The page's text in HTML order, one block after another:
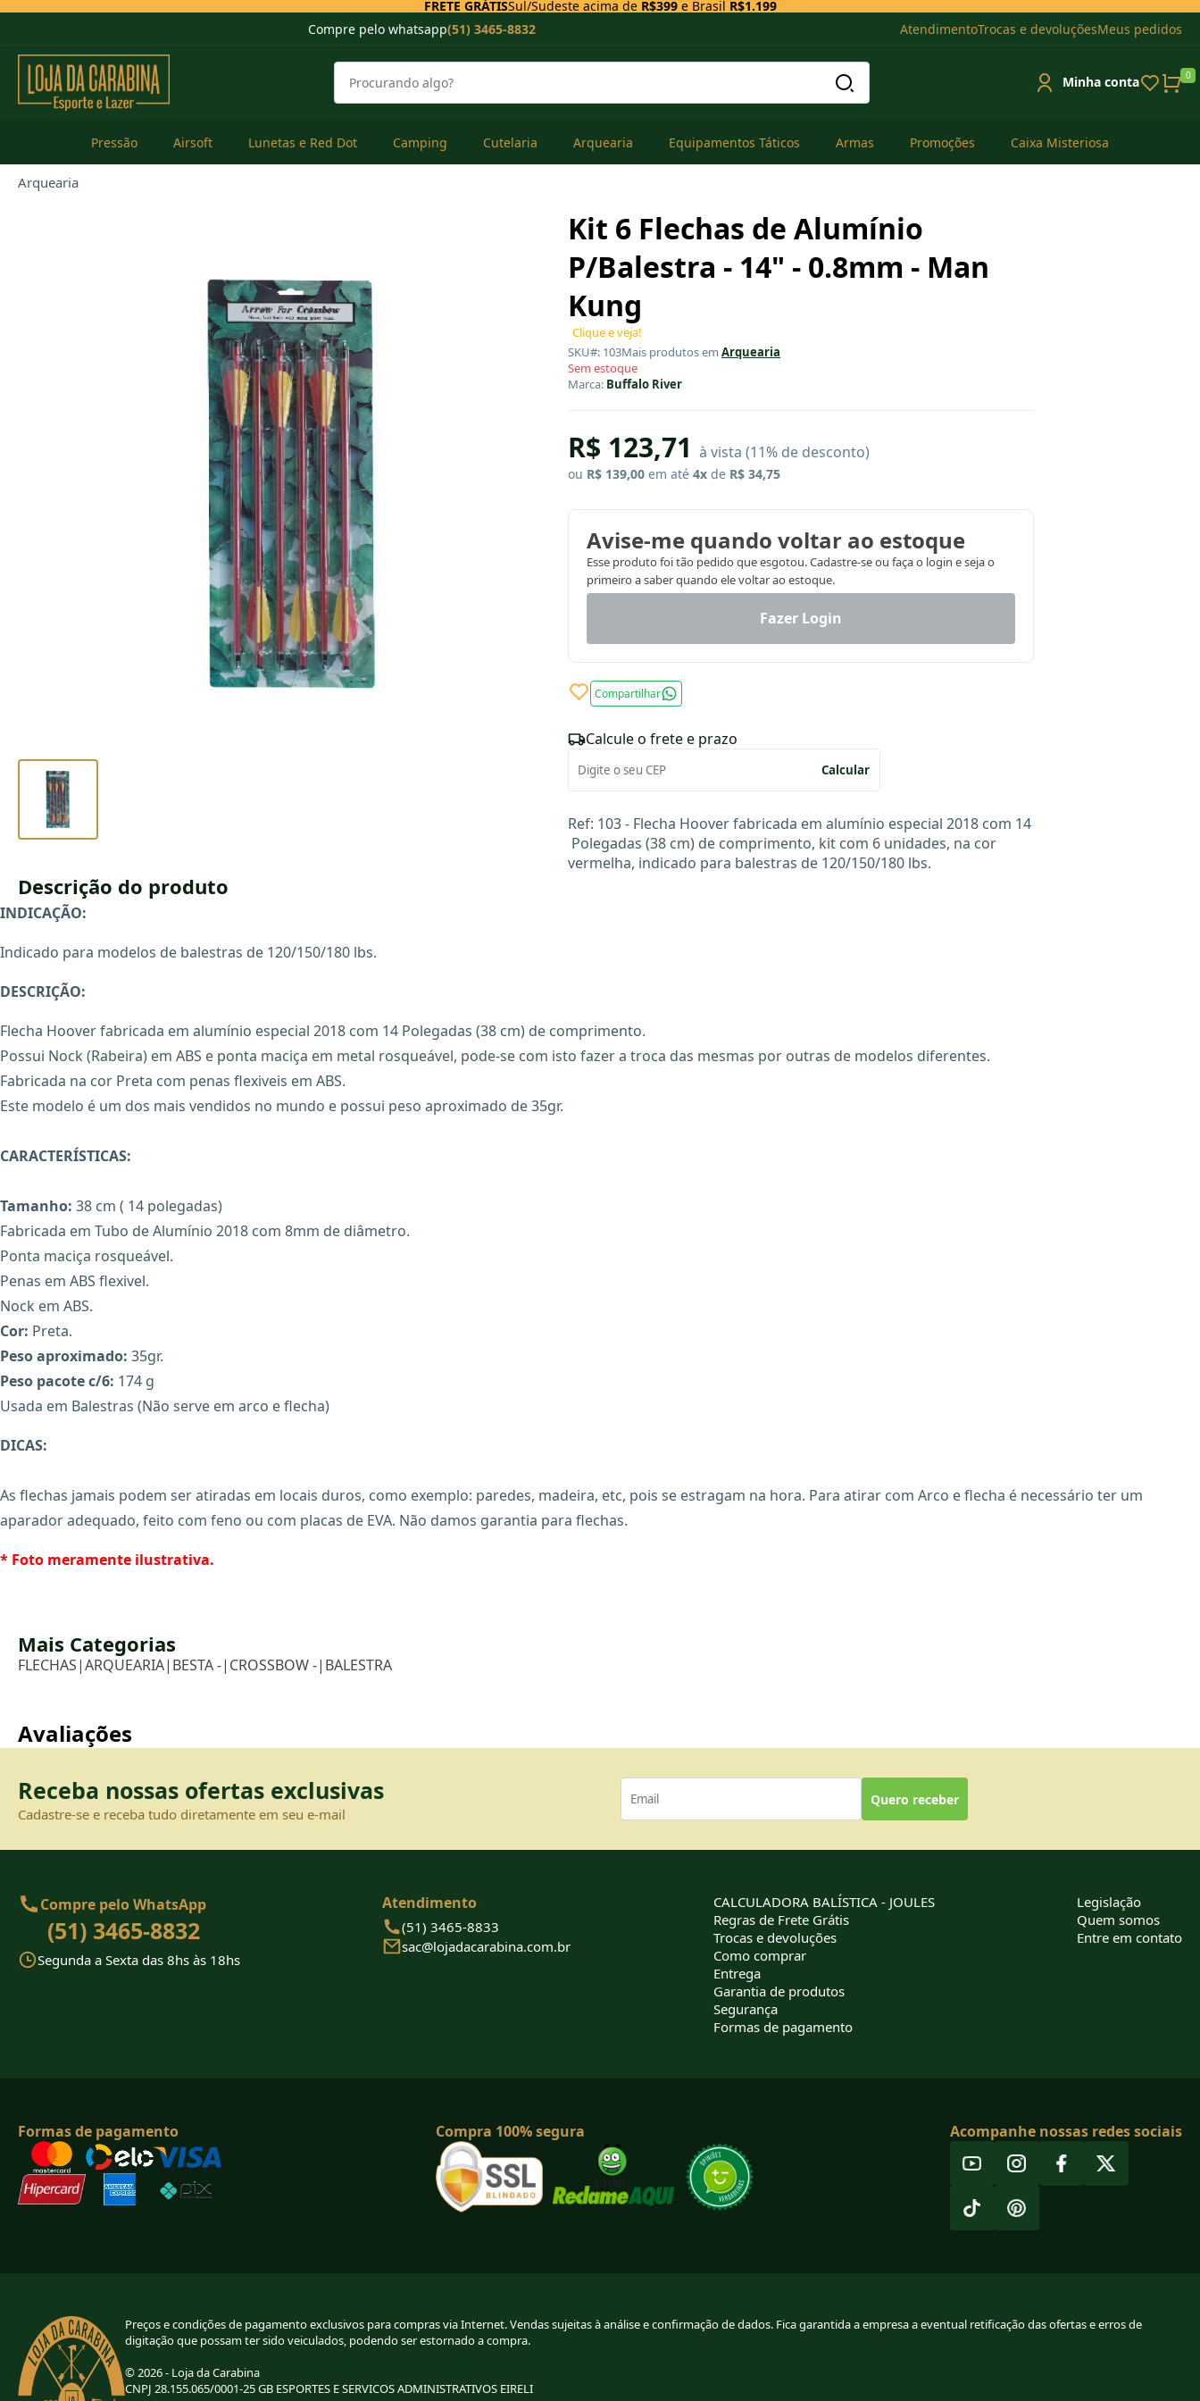
FRETE GRÁTISSul/Sudeste acima de R$399e Brasil R$1.199
Compre pelo whatsapp(51) 3465-8832 AtendimentoTrocas e devoluçõesMeus pedidos
Minha conta 0
Pressão Airsoft Lunetas e Red Dot Camping Cutelaria Arquearia Equipamentos Táticos Armas Promoções Caixa Misteriosa
Arquearia
Kit 6 Flechas de Alumínio
P/Balestra - 14" - 0.8mm - Man
Kung
Clique e veja!
SKU#: 103Mais produtos em Arquearia
Sem estoque
Marca: Buffalo River
R$ 123,71 à vista (11% de desconto)
ou R$ 139,00 em até 4x de R$ 34,75
Avise-me quando voltar ao estoque
Esse produto foi tão pedido que esgotou. Cadastre-se ou faça o login e seja o
primeiro a saber quando ele voltar ao estoque.
Fazer Login
Compartilhar
Calcule o frete e prazo
Calcular
Ref: 103 - Flecha Hoover fabricada em alumínio especial 2018 com 14
Polegadas (38 cm) de comprimento, kit com 6 unidades, na cor
vermelha, indicado para balestras de 120/150/180 lbs.
Descrição do produto
INDICAÇÃO:
Indicado para modelos de balestras de 120/150/180 lbs.
DESCRIÇÃO:
Flecha Hoover fabricada em alumínio especial 2018 com 14 Polegadas (38 cm) de comprimento.
Possui Nock (Rabeira) em ABS e ponta maciça em metal rosqueável, pode-se com isto fazer a troca das mesmas por outras de modelos diferentes.
Fabricada na cor Preta com penas flexiveis em ABS.
Este modelo é um dos mais vendidos no mundo e possui peso aproximado de 35gr.
CARACTERÍSTICAS:
Tamanho: 38 cm ( 14 polegadas)
Fabricada em Tubo de Alumínio 2018 com 8mm de diâmetro.
Ponta maciça rosqueável.
Penas em ABS flexivel.
Nock em ABS.
Cor: Preta.
Peso aproximado: 35gr.
Peso pacote c/6: 174 g
Usada em Balestras (Não serve em arco e flecha)
DICAS:
As flechas jamais podem ser atiradas em locais duros, como exemplo: paredes, madeira, etc, pois se estragam na hora. Para atirar com Arco e flecha é necessário ter um
aparador adequado, feito com feno ou com placas de EVA. Não damos garantia para flechas.
* Foto meramente ilustrativa.
Mais Categorias
FLECHAS|ARQUEARIA| BESTA -| CROSSBOW -| BALESTRA
Avaliações
Receba nossas ofertas exclusivas
Cadastre-se e receba tudo diretamente em seu e-mail
Quero receber
Compre pelo WhatsApp
(51) 3465-8832
Segunda a Sexta das 8hs às 18hs
Atendimento
(51) 3465-8833
sac@lojadacarabina.com.br
CALCULADORA BALÍSTICA - JOULES
Regras de Frete Grátis
Trocas e devoluções
Como comprar
Entrega
Garantia de produtos
Segurança
Formas de pagamento
Legislação
Quem somos
Entre em contato
Formas de pagamento Compra 100% segura Acompanhe nossas redes sociais
Preços e condições de pagamento exclusivos para compras via Internet. Vendas sujeitas à análise e confirmação de dados. Fica garantida a empresa a eventual retificação das ofertas e erros de
digitação que possam ter sido veiculados, podendo ser estornado a compra.
© 2026 - Loja da Carabina
CNPJ 28.155.065/0001-25 GB ESPORTES E SERVICOS ADMINISTRATIVOS EIRELI